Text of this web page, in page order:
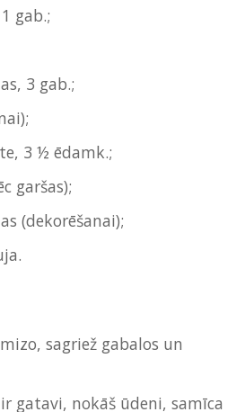
gab.;
3 gab.;
3 ½ ēdamk.;
garšas);
(dekorēšanai);
sagriež gabalos un
gatavi, nokāš ūdeni, samīca